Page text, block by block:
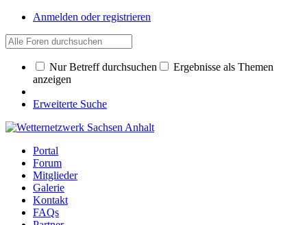
Anmelden oder registrieren
Nur Betreff durchsuchen
Ergebnisse als Themen
anzeigen
Erweiterte Suche
Portal
Forum
Mitglieder
Galerie
Kontakt
FAQs